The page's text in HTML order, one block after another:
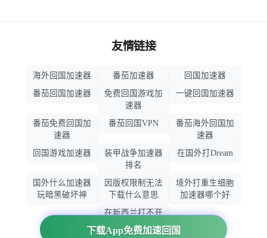
下载App免费加速回国
友情链接
海外回国加速器 番茄加速器
回国加速器
番茄回国加速器
免费回国游戏加
速器
一键回国加速器
番茄免费回国加
速器
番茄回国VPN
番茄海外回国加
速器
回国游戏加速器
装甲战争加速器
排名
在国外打Dream
国外什么加速器
玩暗黑破坏神
因版权限制无法
下载什么意思
境外打重生细胞
加速器哪个好
在新西兰打不开
大智慧怎么办